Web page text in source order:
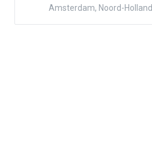
Amsterdam, Noord-Holland